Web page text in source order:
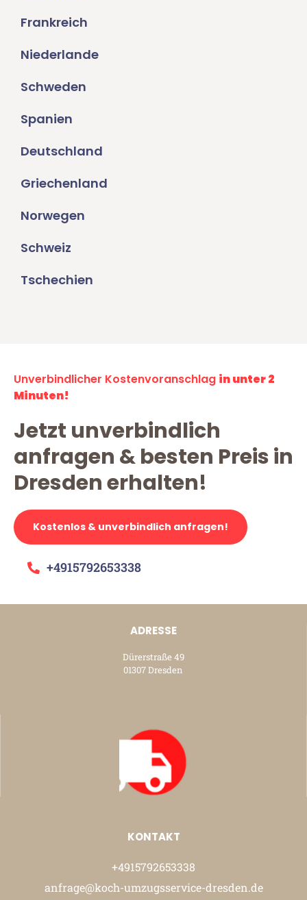
Frankreich
Niederlande
Schweden
Spanien
Deutschland
Griechenland
Norwegen
Schweiz
Tschechien
Unverbindlicher Kostenvoranschlag in unter 2
Minuten!
Jetzt unverbindlich
anfragen & besten Preis in
Dresden erhalten!
Kostenlos & unverbindlich anfragen!
+4915792653338
ADRESSE
Dürerstraße 49
01307 Dresden
KONTAKT
+4915792653338
anfrage@koch-umzugsservice-dresden.de